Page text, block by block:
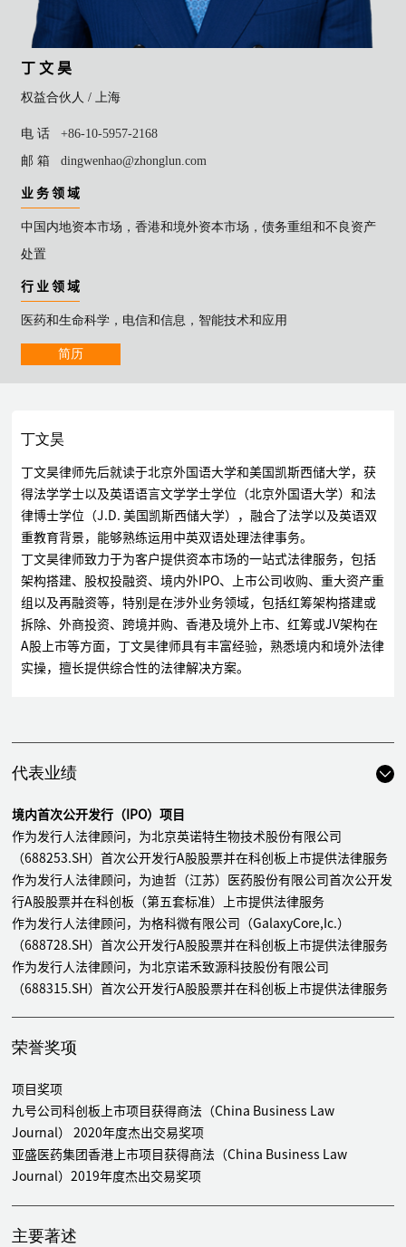
丁 文 昊
权益合伙人 /上海
电 话
+86-10-5957-2168
邮 箱
dingwenhao@zhonglun.com
业 务 领 域
中国内地资本市场，香港和境外资本市场，债务重组和不良资产
处置
行 业 领 域
医药和生命科学，电信和信息，智能技术和应用
简历
丁文昊
丁文昊律师先后就读于北京外国语大学和美国凯斯西储大学，获
得法学学士以及英语语言文学学士学位（北京外国语大学）和法
律博士学位（J.D. 美国凯斯西储大学），融合了法学以及英语双
重教育背景，能够熟练运用中英双语处理法律事务。
丁文昊律师致力于为客户提供资本市场的一站式法律服务，包括
架构搭建、股权投融资、境内外IPO、上市公司收购、重大资产重
组以及再融资等，特别是在涉外业务领域，包括红筹架构搭建或
拆除、外商投资、跨境并购、香港及境外上市、红筹或JV架构在
A股上市等方面，丁文昊律师具有丰富经验，熟悉境内和境外法律
实操，擅长提供综合性的法律解决方案。
代表业绩
境内首次公开发行（IPO）项目
作为发行人法律顾问，为北京英诺特生物技术股份有限公司
（688253.SH）首次公开发行A股股票并在科创板上市提供法律服务
作为发行人法律顾问，为迪哲（江苏）医药股份有限公司首次公开发
行A股股票并在科创板（第五套标准）上市提供法律服务
作为发行人法律顾问，为格科微有限公司（GalaxyCore,Ic.）
（688728.SH）首次公开发行A股股票并在科创板上市提供法律服务
作为发行人法律顾问，为北京诺禾致源科技股份有限公司
（688315.SH）首次公开发行A股股票并在科创板上市提供法律服务
筹架构发行CDR并上市的项目
（603656.SH）首次公开发行A股股票并在主板上市提供法律服务
作为发行人法律顾问，为江苏日盈电子股份有限公司
（603286.SH））首次公开发行A股股票并在主板上市提供法律服务
香港及境外IPO项目
作为发行人中国法律顾问，为百奥赛图（北京）医药科技股份有限公
司在香港联交所18A板块上市提供法律服务
荣誉奖项
项目奖项
九号公司科创板上市项目获得商法（China Business Law
Journal） 2020年度杰出交易奖项
亚盛医药集团香港上市项目获得商法（China Business Law
Journal）2019年度杰出交易奖项
主要著述